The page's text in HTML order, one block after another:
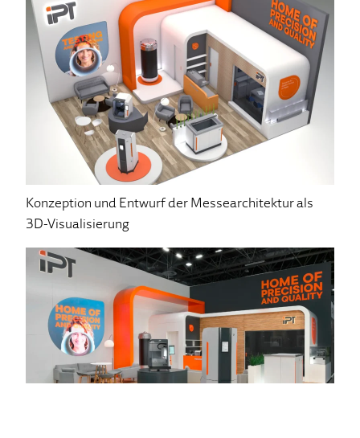
Konzeption und Entwurf der Messearchitektur als
3D-Visualisierung